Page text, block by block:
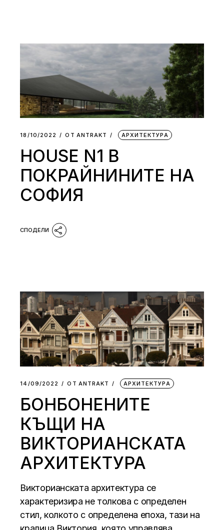
18/10/2022 ОТ АNTRAKT АРХИТЕКТУРА
HOUSE N1 В
ПОКРАЙНИНИТЕ НА
СОФИЯ
14/09/2022 ОТ АNTRAKT АРХИТЕКТУРА
БОНБОНЕНИТЕ
КЪЩИ НА
ВИКТОРИАНСКАТА
АРХИТЕКТУРА
Викторианската архитектура се
характеризира не толкова с определен
стил, колкото с определена епоха, тази на